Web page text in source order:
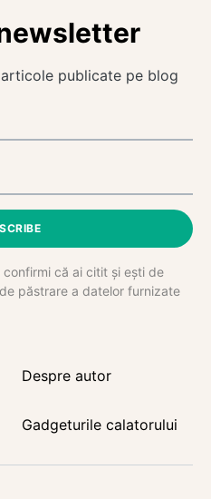
publicate pe blog
că ai citit și ești de
păstrare a datelor furnizate
Despre autor
Gadgeturile calatorului